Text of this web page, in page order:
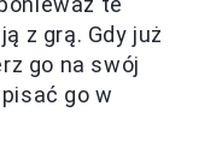
z grą. Gdy już
go na swój
go w